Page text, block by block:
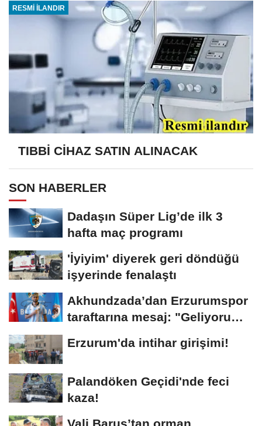
RESMİ İLANDIR
TIBBİ CİHAZ SATIN ALINACAK
SON HABERLER
Dadaşın Süper Lig’de ilk 3
hafta maç programı
'İyiyim' diyerek geri döndüğü
işyerinde fenalaştı
Akhundzada’dan Erzurumspor
taraftarına mesaj: "Geliyorum
Erzurum'da intihar girişimi!
Palandöken Geçidi'nde feci
kaza!